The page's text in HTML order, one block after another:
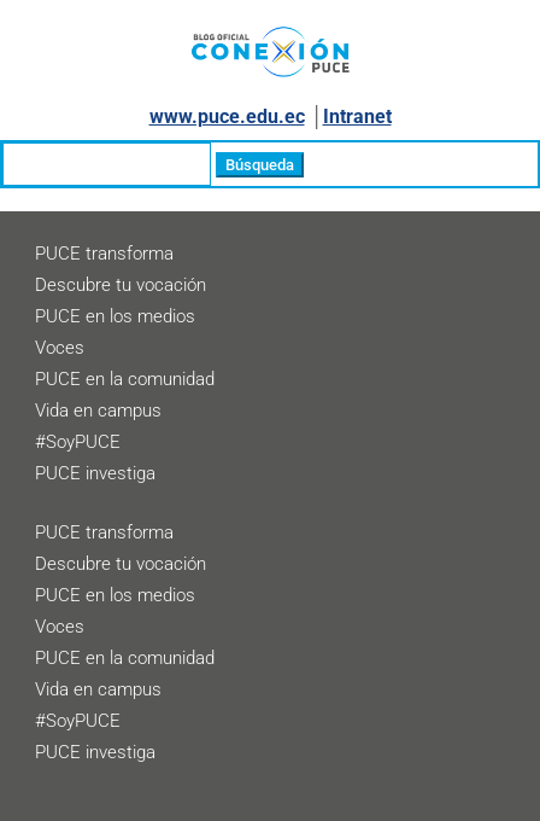
www.puce.edu.ec│ Intranet
PUCE transforma
Descubre tu vocación
PUCE en los medios
Voces
PUCE en la comunidad
Vida en campus
#SoyPUCE
PUCE investiga
PUCE transforma
Descubre tu vocación
PUCE en los medios
Voces
PUCE en la comunidad
Vida en campus
#SoyPUCE
PUCE investiga